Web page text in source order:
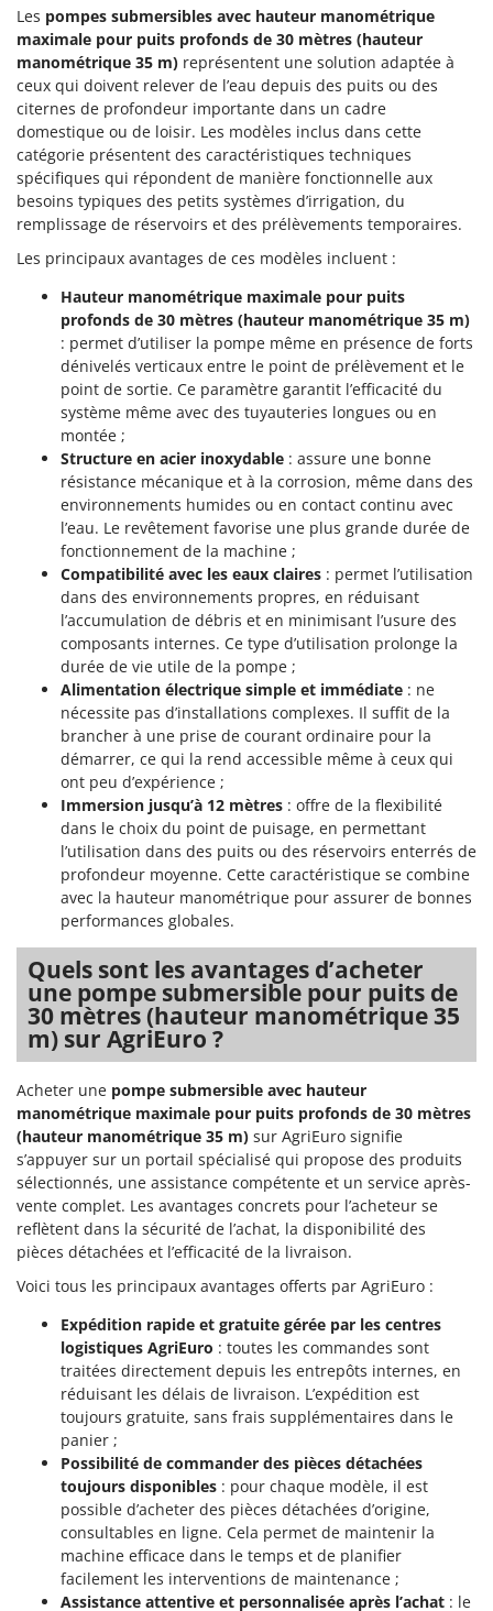
OMA
Omas
Ompagrill
Ooni
Oriental Koshin
Outdoorchef
P
Palumbo Pavi
Partisani
Paterlini
Philips
Pramac
Prismafood
R.G.V.
Rato
Reber
Redback
Resto Italia
Ribimex
Ripartrak
Ritter
River Systems
Robomow
Rossofuoco
Rover Pompe
Royal Food
Ryobi
S
S.T.P.
Santos
Sbaraglia
Schnitzer
Seven Italy
Shark
Silky
Simatech
Sirman
Skil
Smartwood
Smeg
Snapper
Solidur
Spice Electronics
Spiralmac
Spring Protezione
Spyro
Stanley
Les pompes submersibles avec hauteur manométrique
maximale pour puits profonds de 30 mètres (hauteur
manométrique 35 m) représentent une solution adaptée à
ceux qui doivent relever de l’eau depuis des puits ou des
citernes de profondeur importante dans un cadre
domestique ou de loisir. Les modèles inclus dans cette
catégorie présentent des caractéristiques techniques
spécifiques qui répondent de manière fonctionnelle aux
besoins typiques des petits systèmes d’irrigation, du
remplissage de réservoirs et des prélèvements temporaires.
Les principaux avantages de ces modèles incluent :
Hauteur manométrique maximale pour puits
profonds de 30 mètres (hauteur manométrique 35 m)
: permet d’utiliser la pompe même en présence de forts
dénivelés verticaux entre le point de prélèvement et le
point de sortie. Ce paramètre garantit l’efficacité du
système même avec des tuyauteries longues ou en
montée ;
Structure en acier inoxydable : assure une bonne
résistance mécanique et à la corrosion, même dans des
environnements humides ou en contact continu avec
l’eau. Le revêtement favorise une plus grande durée de
fonctionnement de la machine ;
Compatibilité avec les eaux claires : permet l’utilisation
dans des environnements propres, en réduisant
l’accumulation de débris et en minimisant l’usure des
composants internes. Ce type d’utilisation prolonge la
durée de vie utile de la pompe ;
Alimentation électrique simple et immédiate : ne
nécessite pas d’installations complexes. Il suffit de la
brancher à une prise de courant ordinaire pour la
démarrer, ce qui la rend accessible même à ceux qui
ont peu d’expérience ;
Immersion jusqu’à 12 mètres : offre de la flexibilité
dans le choix du point de puisage, en permettant
l’utilisation dans des puits ou des réservoirs enterrés de
profondeur moyenne. Cette caractéristique se combine
avec la hauteur manométrique pour assurer de bonnes
performances globales.
Quels sont les avantages d’acheter
une pompe submersible pour puits de
30 mètres (hauteur manométrique 35
m) sur AgriEuro ?
Acheter une pompe submersible avec hauteur
manométrique maximale pour puits profonds de 30 mètres
(hauteur manométrique 35 m) sur AgriEuro signifie
s’appuyer sur un portail spécialisé qui propose des produits
sélectionnés, une assistance compétente et un service après-
vente complet. Les avantages concrets pour l’acheteur se
reflètent dans la sécurité de l’achat, la disponibilité des
pièces détachées et l’efficacité de la livraison.
Voici tous les principaux avantages offerts par AgriEuro :
Expédition rapide et gratuite gérée par les centres
logistiques AgriEuro : toutes les commandes sont
traitées directement depuis les entrepôts internes, en
réduisant les délais de livraison. L’expédition est
toujours gratuite, sans frais supplémentaires dans le
panier ;
Possibilité de commander des pièces détachées
toujours disponibles : pour chaque modèle, il est
possible d’acheter des pièces détachées d’origine,
consultables en ligne. Cela permet de maintenir la
machine efficace dans le temps et de planifier
facilement les interventions de maintenance ;
Assistance attentive et personnalisée après l’achat : le